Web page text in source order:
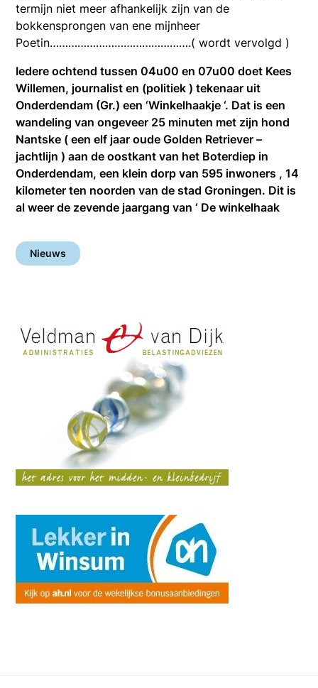
termijn niet meer afhankelijk zijn van de
bokkensprongen van ene mijnheer
Poetin……………………………………….( wordt vervolgd )
Iedere ochtend tussen 04u00 en 07u00 doet Kees
Willemen, journalist en (politiek ) tekenaar uit
Onderdendam (Gr.) een ‘Winkelhaakje ‘. Dat is een
wandeling van ongeveer 25 minuten met zijn hond
Nantske ( een elf jaar oude Golden Retriever –
jachtlijn ) aan de oostkant van het Boterdiep in
Onderdendam, een klein dorp van 595 inwoners , 14
kilometer ten noorden van de stad Groningen. Dit is
al weer de zevende jaargang van ‘ De winkelhaak
Nieuws